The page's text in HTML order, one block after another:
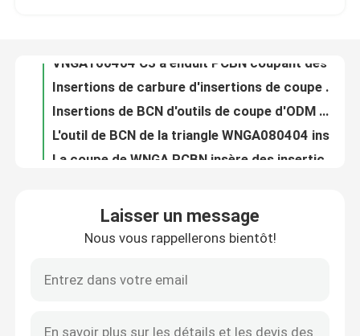
Contrôle de la qualité
Tous les cas
Outils de coupe Worldia
PCD coupant des insertions
Laisser un message
Nous vous rappellerons bientôt!